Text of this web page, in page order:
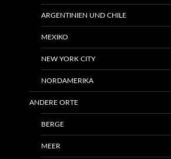
ARGENTINIEN UND CHILE
MEXIKO
NEW YORK CITY
NORDAMERIKA
ANDERE ORTE
BERGE
MEER